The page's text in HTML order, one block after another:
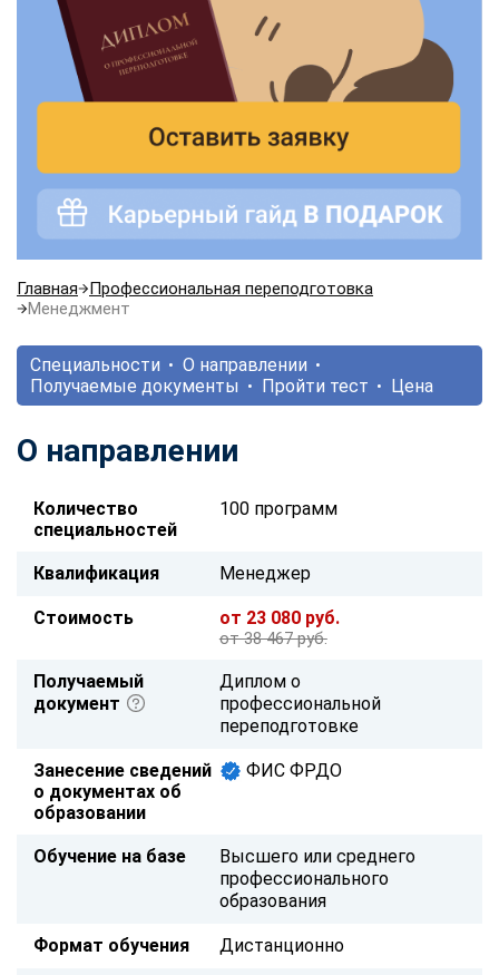
Главная
Профессиональная переподготовка
Менеджмент
Специальности
О направлении
Получаемые документы
Пройти тест Цена
О направлении
Количество
специальностей
100 программ
Квалификация Менеджер
Стоимость от 23 080 руб.
от 38 467 руб.
Получаемый
документ
Диплом о
профессиональной
переподготовке
Занесение сведений
о документах об
образовании
ФИС ФРДО
Обучение на базе
Высшего или среднего
профессионального
образования
Формат обучения Дистанционно